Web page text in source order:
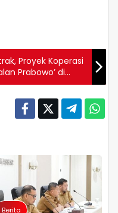
Proyek Koperasi
Prabowo’ di
Berita